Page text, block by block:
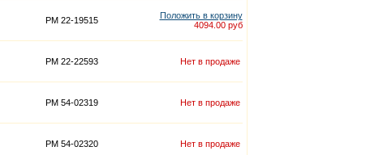
PM 22-19515
Положить в корзину
4094.00 руб
PM 22-22593 Нет в продаже
PM 54-02319 Нет в продаже
PM 54-02320 Нет в продаже